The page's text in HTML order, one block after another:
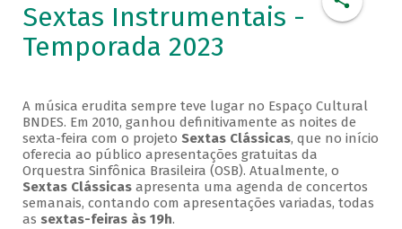
Sextas Instrumentais -
Temporada 2023
A música erudita sempre teve lugar no Espaço Cultural
BNDES. Em 2010, ganhou definitivamente as noites de
sexta-feira com o projeto Sextas Clássicas, que no início
oferecia ao público apresentações gratuitas da
Orquestra Sinfônica Brasileira (OSB). Atualmente, o
Sextas Clássicasapresenta uma agenda de concertos
semanais, contando com apresentações variadas, todas
as sextas-feiras às 19h.